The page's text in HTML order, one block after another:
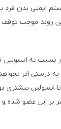
ایمنی بدن فرد
روند موجب توقف
نسبت به انسولین
درستی اثر نخواهد
بیشتری
این عضو شده و